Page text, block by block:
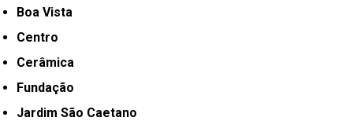
Boa Vista
Centro
Cerâmica
Fundação
Jardim São Caetano